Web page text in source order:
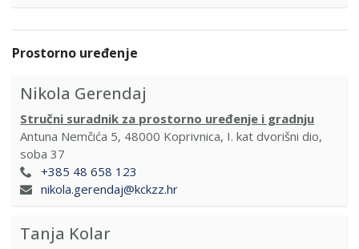
Prostorno uređenje
Nikola Gerendaj
Stručni suradnik za prostorno uređenje i gradnju
Antuna Nemčića 5, 48000 Koprivnica, I. kat dvorišni dio,
soba 37
+385 48 658 123
nikola.gerendaj@kckzz.hr
Tanja Kolar